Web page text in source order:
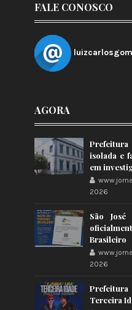
FALE CONOSCO
AGORA
Prefeitura
isolada e
em
2026
São
Brasileiro
2026
Prefeitura
Terceira